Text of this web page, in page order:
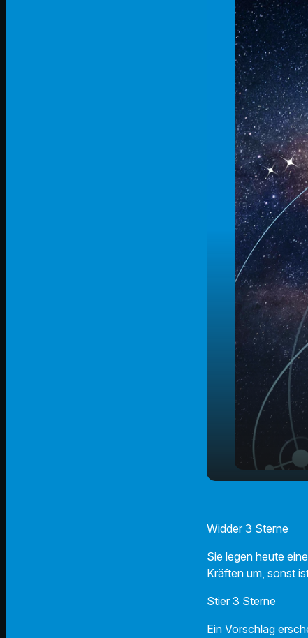
Widder 3 Sterne
Sie legen heute
Kräften um, sonst
Stier 3 Sterne
Ein Vorschlag